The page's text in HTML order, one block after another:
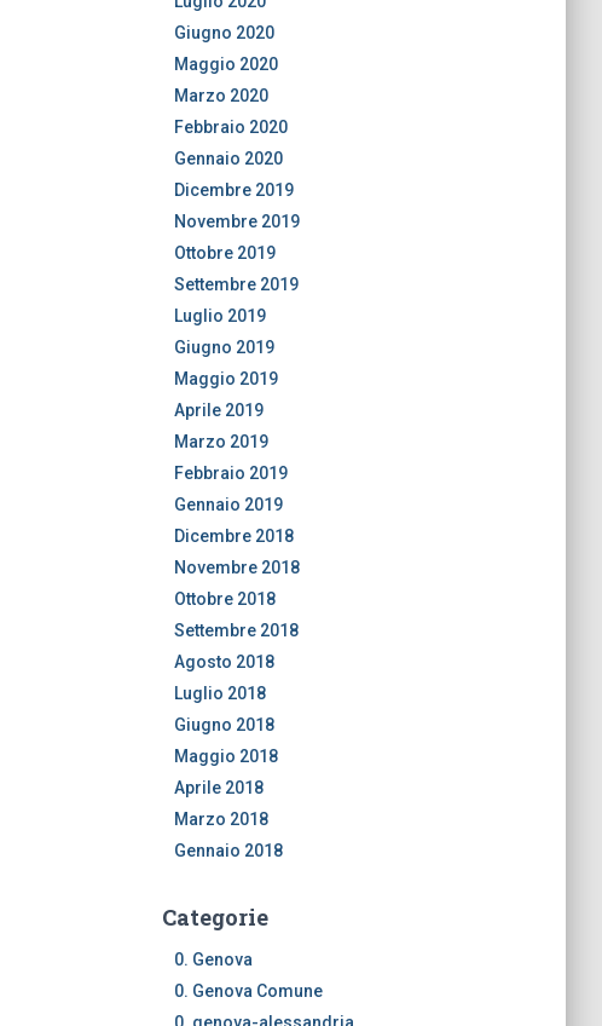
Giugno 2020
Maggio 2020
Marzo 2020
Febbraio 2020
Gennaio 2020
Dicembre 2019
Novembre 2019
Ottobre 2019
Settembre 2019
Luglio 2019
Giugno 2019
Maggio 2019
Aprile 2019
Marzo 2019
Febbraio 2019
Gennaio 2019
Dicembre 2018
Novembre 2018
Ottobre 2018
Settembre 2018
Agosto 2018
Luglio 2018
Giugno 2018
Maggio 2018
Aprile 2018
Marzo 2018
Gennaio 2018
Categorie
0. Genova
0. Genova Comune